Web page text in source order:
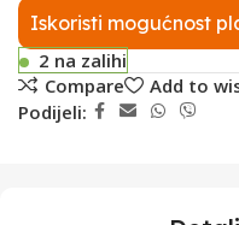
Iskoristi mogućnost
2 na zalihi
Compare
Add to
Podijeli: